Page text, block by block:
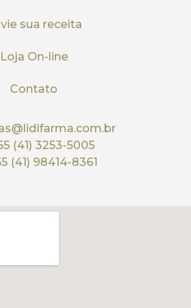
sua receita
Loja On-line
Contato
(41) 3253-5005
(41) 98414-8361